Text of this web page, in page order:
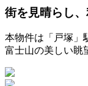
街を見晴らし、
本物件は「戸塚」
富士山の美しい眺